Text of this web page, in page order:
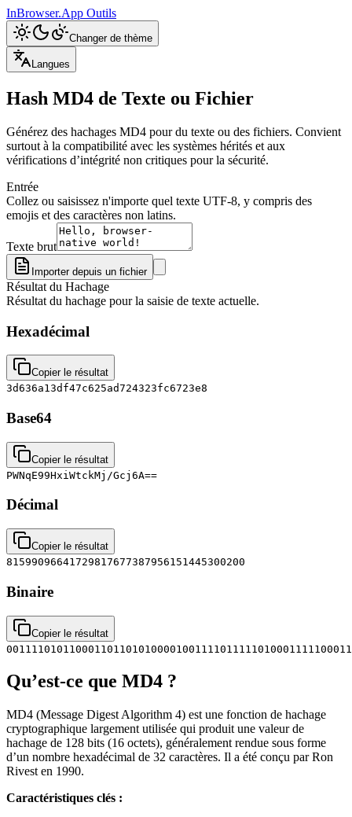
InBrowser.App Outils
Changer de thème
Langues
Hash MD4 de Texte ou Fichier
Générez des hachages MD4 pour du texte ou des fichiers. Convient
surtout à la compatibilité avec les systèmes hérités et aux
vérifications d’intégrité non critiques pour la sécurité.
Entrée
Collez ou saisissez n'importe quel texte UTF-8, y compris des
emojis et des caractères non latins.
Texte brut
Importer depuis un fichier
Résultat du Hachage
Résultat du hachage pour la saisie de texte actuelle.
Hexadécimal
Copier le résultat
3d636a13df47c625ad724323fc6723e8
Base64
Copier le résultat
PWNqE99HxiWtckMj/Gcj6A==
Décimal
Copier le résultat
81599096641729817677387956151445300200
Binaire
Copier le résultat
Qu’est-ce que MD4 ?
MD4 (Message Digest Algorithm 4) est une fonction de hachage
cryptographique largement utilisée qui produit une valeur de
hachage de 128 bits (16 octets), généralement rendue sous forme
d’un nombre hexadécimal de 32 caractères. Il a été conçu par Ron
Rivest en 1990.
Caractéristiques clés :